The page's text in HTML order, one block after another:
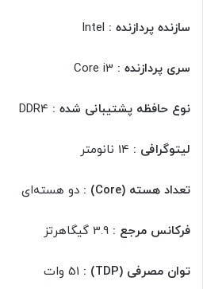
سازنده پردازنده :
سری پردازنده :
نوع حافظه پشتیبانی شده :
لیتوگرافی :
تعداد هسته (Core) : دو هسته‌ای
فرکانس مرجع :
توان مصرفی (TDP) :